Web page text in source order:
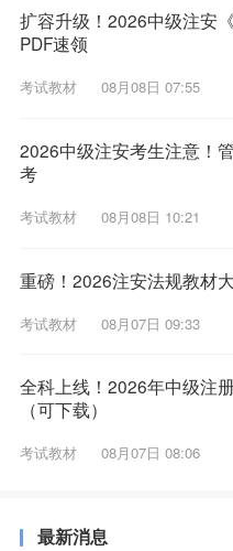
扩容升级！2026中级注安
PDF速领
考试教材 08月08日 07:55
2026中级注安考生注意！
考
考试教材 08月08日 10:21
重磅！2026注安法规教材
考试教材 08月07日 09:33
全科上线！2026年中级注
（可下载）
考试教材 08月07日 08:06
最新消息